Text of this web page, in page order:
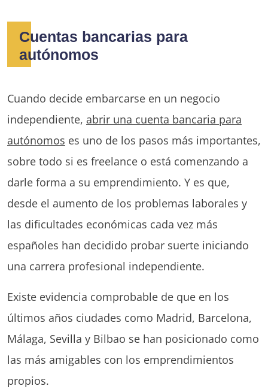
Cuentas bancarias para
autónomos
Cuando decide embarcarse en un negocio
independiente, abrir una cuenta bancaria para
autónomos es uno de los pasos más importantes,
sobre todo si es freelance o está comenzando a
darle forma a su emprendimiento. Y es que,
desde el aumento de los problemas laborales y
las dificultades económicas cada vez más
españoles han decidido probar suerte iniciando
una carrera profesional independiente.
Existe evidencia comprobable de que en los
últimos años ciudades como Madrid, Barcelona,
Málaga, Sevilla y Bilbao se han posicionado como
las más amigables con los emprendimientos
propios.